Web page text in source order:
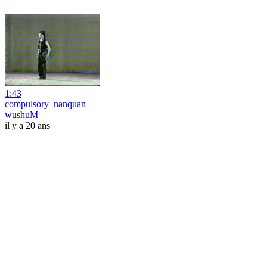
1:43
compulsory_nanquan
wushuM
il y a 20 ans